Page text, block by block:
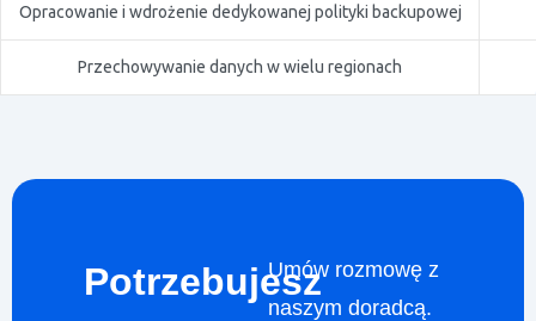
Opracowanie i wdrożenie dedykowanej polityki backupowej
Przechowywanie danych w wielu regionach
PotrzebujeszUmów rozmowę z
naszym doradcą.